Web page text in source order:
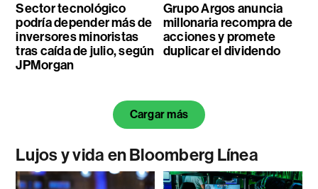
Sector tecnológico
podría depender más de
inversores minoristas
tras caída de julio, según
JPMorgan
Grupo Argos anuncia
millonaria recompra de
acciones y promete
duplicar el dividendo
Cargar más
Lujos y vida en Bloomberg Línea